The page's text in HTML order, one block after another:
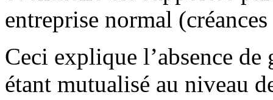
entreprise normal
Ceci explique l’absence
étant mutualisé au niveau